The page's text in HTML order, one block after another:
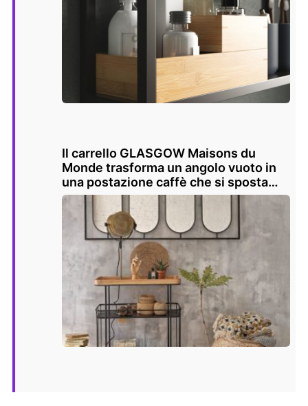
Il carrello GLASGOW Maisons du
Monde trasforma un angolo vuoto in
una postazione caffè che si sposta
dove serve